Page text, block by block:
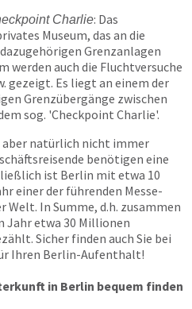
Charlie: Das
Museum, das an die
Grenzanlagen
werden auch die Fluchtversuche
Es liegt an einem der
Grenzübergänge zwischen
sog. 'Checkpoint Charlie'.
aber natürlich nicht immer
benötigen eine
ist Berlin mit etwa 10
einer der führenden Messe-
In Summe, d.h. zusammen
Jahr etwa 30 Millionen
Sicher finden auch Sie bei
Ihren Berlin-Aufenthalt!
in Berlin bequem finden